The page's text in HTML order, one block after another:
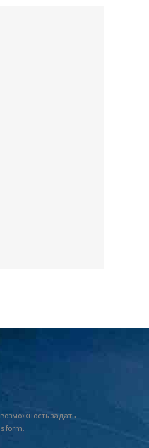
задать
form.